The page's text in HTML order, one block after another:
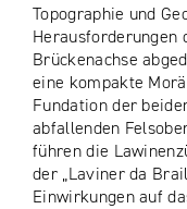
Topographie und
Herausforderungen
Brückenachse
eine kompakte
Fundation der
abfallenden
führen die
der „Laviner da
Einwirkungen auf